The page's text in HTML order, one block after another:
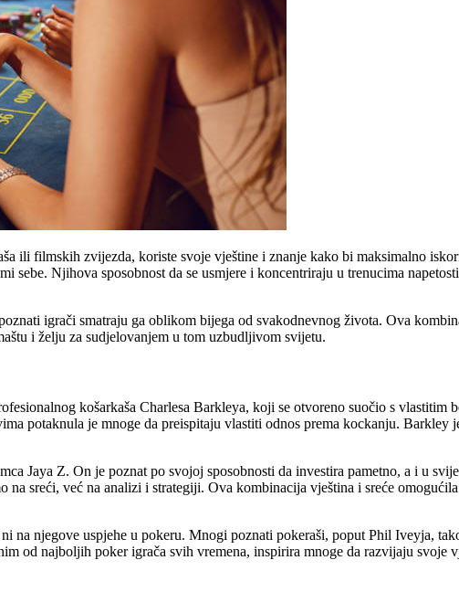
ili filmskih zvijezda, koriste svoje vještine i znanje kako bi maksimalno
sebe. Njihova sposobnost da se usmjere i koncentriraju u trenucima
igrači smatraju ga oblikom bijega od svakodnevnog života. Ova
i želju za sudjelovanjem u tom uzbudljivom svijetu.
košarkaša Charlesa Barkleya, koji se otvoreno suočio s
potaknula je mnoge da preispitaju vlastiti odnos prema kockanju.
Jaya Z. On je poznat po svojoj sposobnosti da investira pametno, a i u
na sreći, već na analizi i strategiji. Ova kombinacija vještina i sreće
na njegove uspjehe u pokeru. Mnogi poznati pokeraši, poput Phil Iveyja,
od najboljih poker igrača svih vremena, inspirira mnoge da razvijaju svoje